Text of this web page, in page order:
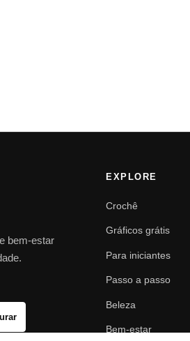
bem-estar
EXPLORE
Crochê
Gráficos grátis
Para iniciantes
Passo a passo
Beleza
Bem-estar